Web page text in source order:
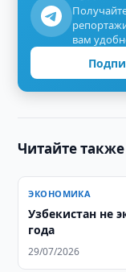
вам
Читайте также
ЭКОНОМИКА
Узбекистан не
года
29/07/2026